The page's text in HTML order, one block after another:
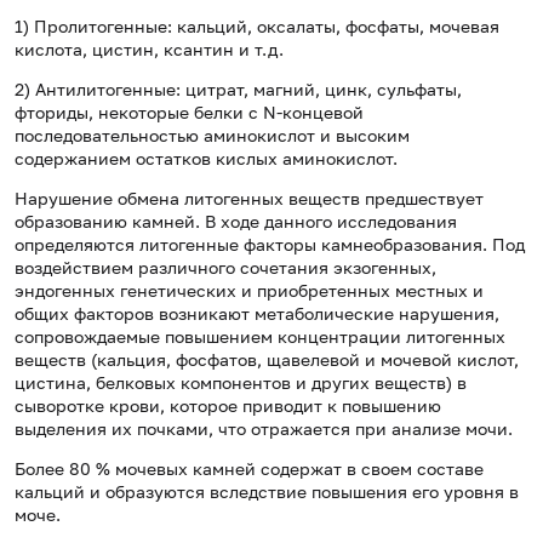
1) Пролитогенные: кальций, оксалаты, фосфаты, мочевая
кислота, цистин, ксантин и т.д.
2) Антилитогенные: цитрат, магний, цинк, сульфаты,
фториды, некоторые белки с N-концевой
последовательностью аминокислот и высоким
содержанием остатков кислых аминокислот.
Нарушение обмена литогенных веществ предшествует
образованию камней. В ходе данного исследования
определяются литогенные факторы камнеобразования. Под
воздействием различного сочетания экзогенных,
эндогенных генетических и приобретенных местных и
общих факторов возникают метаболические нарушения,
сопровождаемые повышением концентрации литогенных
веществ (кальция, фосфатов, щавелевой и мочевой кислот,
цистина, белковых компонентов и других веществ) в
сыворотке крови, которое приводит к повышению
выделения их почками, что отражается при анализе мочи.
Более 80 % мочевых камней содержат в своем составе
кальций и образуются вследствие повышения его уровня в
моче.